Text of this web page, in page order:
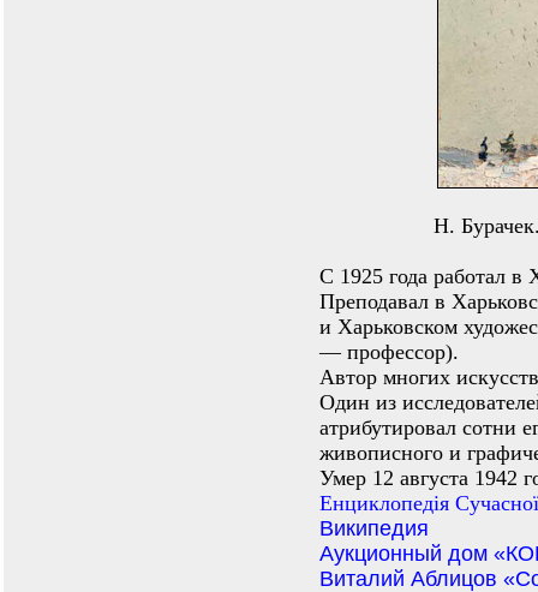
Н.
С 1925 года работал в
Преподавал в
и Харьковском
— профессор).
Автор многих
Один из
атрибутировал сотни
живописного и
Умер 12 августа 1942
Енциклопедiя
Википедия
Аукционный дом
Виталий Аблицов